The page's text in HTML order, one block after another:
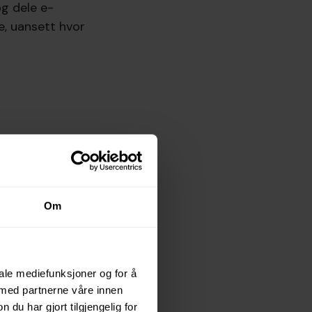
Om
mediefunksjoner og for å
partnerne våre innen
du har gjort tilgjengelig for
dele e-
uansett hvor
effektiv måte
som
sier det slik,
kan
dager med